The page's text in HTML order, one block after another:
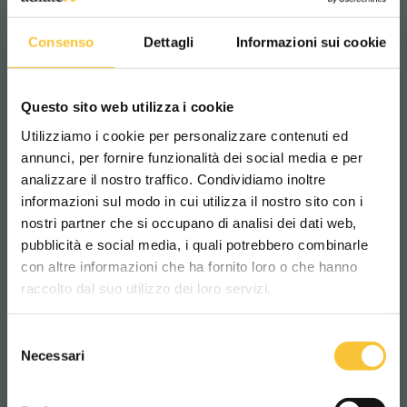
Consenso Dettagli Informazioni sui cookie
Questo sito web utilizza i cookie
Utilizziamo i cookie per personalizzare contenuti ed
annunci, per fornire funzionalità dei social media e per
analizzare il nostro traffico. Condividiamo inoltre
informazioni sul modo in cui utilizza il nostro sito con i
nostri partner che si occupano di analisi dei dati web,
pubblicità e social media, i quali potrebbero combinarle
con altre informazioni che ha fornito loro o che hanno
raccolto dal suo utilizzo dei loro servizi.
delNecessari
BackAlert
rend chaque marche arrière plus
AUTOLAVEUSE
Scegli il paese in cui ti trovi e la tua
lingua per una migliore esperienza di
navigazione